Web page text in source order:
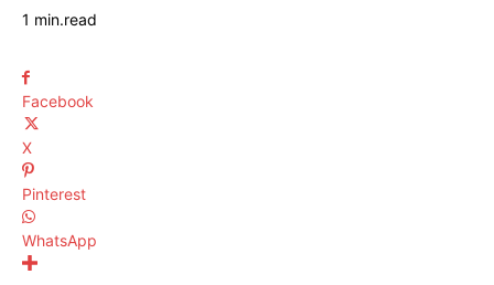
1 min.read
Facebook
X
Pinterest
WhatsApp